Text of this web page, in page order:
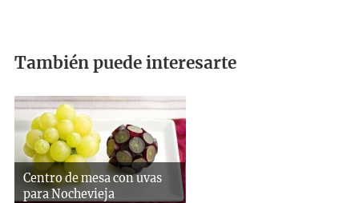
También puede interesarte
Centro de mesa con uvas
para Nochevieja